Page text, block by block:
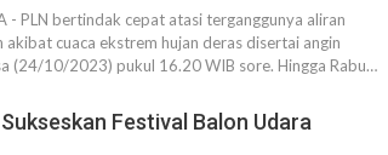
- PLN bertindak cepat atasi terganggunya aliran
cuaca ekstrem hujan deras disertai angin
(24/10/2023) pukul 16.20 WIB sore. Hingga Rabu…
Festival Balon Udara